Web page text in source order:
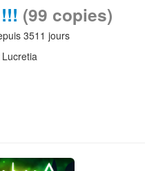
(99 copies)
3511 jours